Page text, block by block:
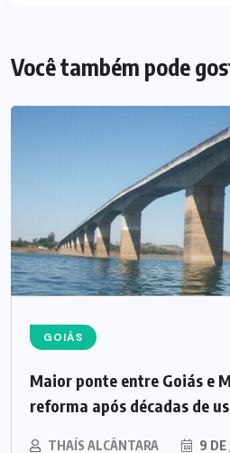
Você também pode
GOIÁS
Maior ponte entre Goiás e
reforma após décadas de
THAÍS ALCÂNTARA 9 DE